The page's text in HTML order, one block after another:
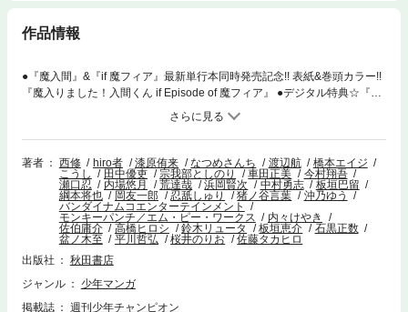
作品情報
●『魔入間』&『if 魔フィア』最新単行本同時発売記念!! 表紙&巻頭カラー!!
『魔入りました！入間くん if Episode of 魔フィア』 ●デジタル特典☆『魔
入りました！入間くん if Episode of 魔フィア』&『魔入りました！入間く
ん』hiro者先生分描き下ろしデジタル版ポスター×2!! ●大人気YouTuber
「なつめさんち」初登場!! 新連載一挙3本立て&センターカラー!!『どこツ
らんど(仮)～どこにでもいるけど、どこにもいないアイツらの土地(らんど)
～』 ●激闘&エロ、全開センターカラー!!全開の『チェリー勇者と"せい"な
る剣』 ●『魔入りました！入間くん』『桃源暗鬼』『弱虫ペダル』『聖闘
士星矢 天界篇』『学園アイドルマスター GOLD RUSH』『刃牙らへん』
も大絶賛連載中!! ●『吸血鬼すぐ死ぬ』『気絶勇者と暗殺姫』は休載です。
●『漫画 ゆうえんち-バキ外伝-』の次回の掲載は2026年29号です。 ●デジ
タル版限定特典/アンコール再連載☆『吸血鬼すぐ死ぬ』『クローバー』
日』 ●電子版につきましては本誌内のプレゼント、応募者全員サービス等
への応募はできません。ご注意ください。
著者 西修 hiro者 漆原侑来 なつめさんち 渡辺航
橋本エイジ
こうし
田中優吏 宗我部としのり 車田正美
今村翔吾
瀬口忍
内場悠月 荒達哉 浜岡賢次 中村勇志
板垣巴留
綱本将也
岡友一郎 忍舐しゅり 猪ノ谷言葉
沖乃ゆう
バンダイナムコエンターテインメント
モンキーパンチ／エム・ピー・ワークス
内々けやき
佐伯庸介
高橋ヒロシ 鈴木リュータ 板垣恵介
石黒正数
盆ノ木至
平川哲弘 桜井のりお
佐藤タカヒロ
出版社
秋田書店
ジャンル
少年マンガ
掲載誌
週刊少年チャンピオン